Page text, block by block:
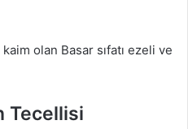
olan Basar sıfatı ezeli ve
Tecellisi